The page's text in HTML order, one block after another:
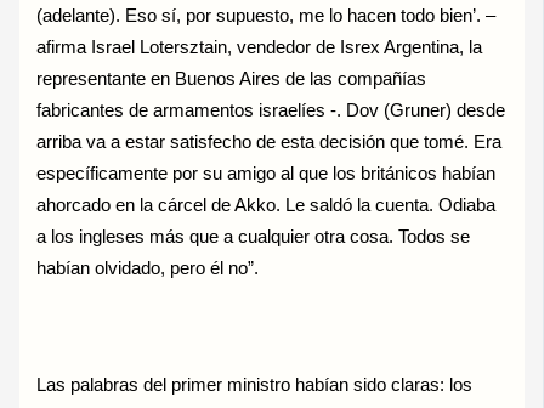
(adelante). Eso sí, por supuesto, me lo hacen todo bien’. –
afirma Israel Lotersztain, vendedor de Isrex Argentina, la
representante en Buenos Aires de las compañías
fabricantes de armamentos israelíes -. Dov (Gruner) desde
arriba va a estar satisfecho de esta decisión que tomé. Era
específicamente por su amigo al que los británicos habían
ahorcado en la cárcel de Akko. Le saldó la cuenta. Odiaba
a los ingleses más que a cualquier otra cosa. Todos se
habían olvidado, pero él no”.
Las palabras del primer ministro habían sido claras: los